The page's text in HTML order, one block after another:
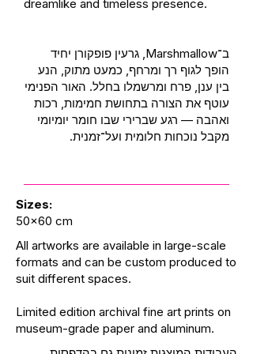
dreamlike and timeless presence.
ב־Marshmallow, גרעין פופקורן יחיד
הופך לגוף רך ומרחף, כמעט מתוק, הנע
בין ענן, פרח ומרשמלו בחלל. האור הפנימי
עוטף את הצורה בתחושת חמימות, רכות
ואהבה — רגע שברירי שבו חומר יומיומי
מקבל נוכחות חלומית ועל־זמנית.
Sizes:
50x60 cm
All artworks are available in large-scale
formats and can be custom produced to
suit different spaces.
Limited edition archival fine art prints on
museum-grade paper and aluminum.